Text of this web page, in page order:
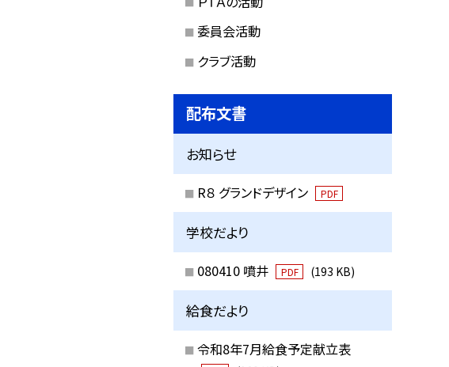
委員会活動
クラブ活動
配布文書
お知らせ
R８ グランドデザイン PDF
学校だより
080410 噴井 PDF (193 KB)
給食だより
令和8年7月給食予定献立表